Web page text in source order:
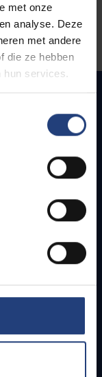
met onze
analyse. Deze
met andere
die ze hebben
hun services.